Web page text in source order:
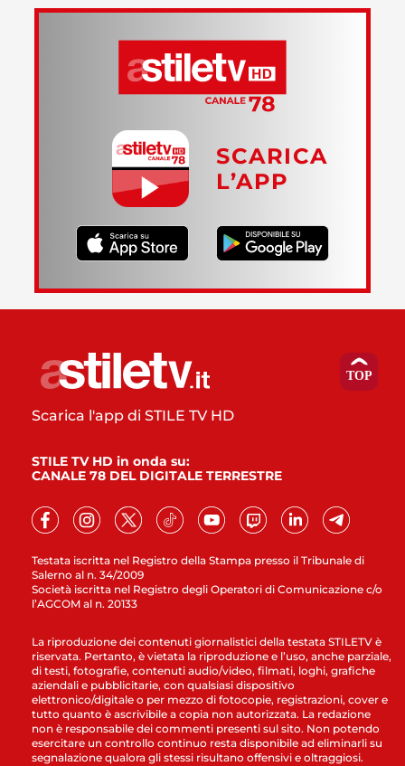
SCARICA
L’APP
Testata iscritta nel Registro della Stampa presso il Tribunale di
Salerno al n. 34/2009
Società iscritta nel Registro degli Operatori di Comunicazione c/o
l’AGCOM al n. 20133
Scarica l'app di STILE TV HD
STILE TV HD in onda su:
CANALE 78 DEL DIGITALE TERRESTRE
La riproduzione dei contenuti giornalistici della testata STILETV è
riservata. Pertanto, è vietata la riproduzione e l’uso, anche parziale,
di testi, fotografie, contenuti audio/video, filmati, loghi, grafiche
aziendali e pubblicitarie, con qualsiasi dispositivo
elettronico/digitale o per mezzo di fotocopie, registrazioni, cover e
tutto quanto è ascrivibile a copia non autorizzata. La redazione
non è responsabile dei commenti presenti sul sito. Non potendo
esercitare un controllo continuo resta disponibile ad eliminarli su
segnalazione qualora gli stessi risultano offensivi e oltraggiosi.